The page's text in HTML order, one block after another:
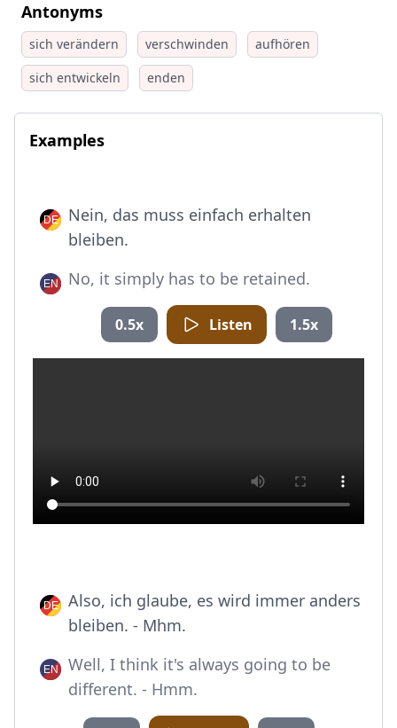
Antonyms
sich verändern verschwinden
aufhören
sich entwickeln
enden
Examples
Nein, das muss einfach erhalten
bleiben.
No, it simply has to be retained.
0.5x Listen 1.5x
Also, ich glaube, es wird immer anders
bleiben. - Mhm.
Well, I think it's always going to be
different. - Hmm.